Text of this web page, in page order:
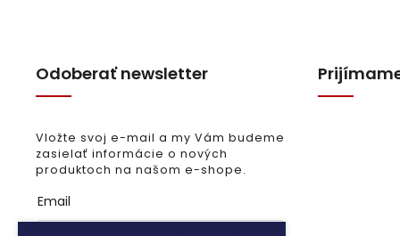
Odoberať newsletter
Vložte svoj e-mail a my Vám budeme
zasielať informácie o nových
produktoch na našom e-shope.
Email